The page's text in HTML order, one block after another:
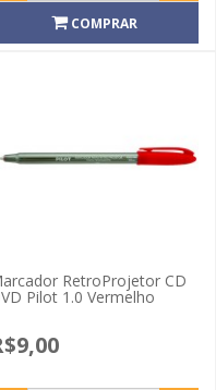
COMPRAR
RetroProjetor CD
Pilot 1.0 Vermelho